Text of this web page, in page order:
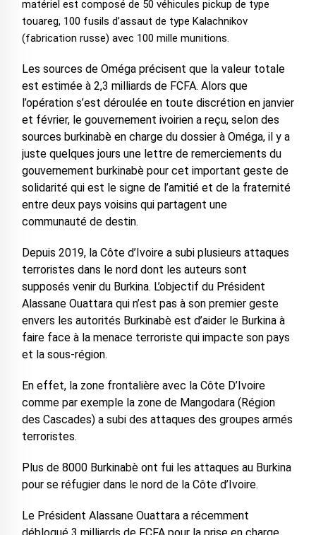
matériel est composé de 50 véhicules pickup de type
touareg, 100 fusils d’assaut de type Kalachnikov
(fabrication russe) avec 100 mille munitions.
Les sources de Oméga précisent que la valeur totale
est estimée à 2,3 milliards de FCFA. Alors que
l’opération s’est déroulée en toute discrétion en janvier
et février, le gouvernement ivoirien a reçu, selon des
sources burkinabè en charge du dossier à Oméga, il y a
juste quelques jours une lettre de remerciements du
gouvernement burkinabè pour cet important geste de
solidarité qui est le signe de l’amitié et de la fraternité
entre deux pays voisins qui partagent une
communauté de destin.
Depuis 2019, la Côte d’Ivoire a subi plusieurs attaques
terroristes dans le nord dont les auteurs sont
supposés venir du Burkina. L’objectif du Président
Alassane Ouattara qui n’est pas à son premier geste
envers les autorités Burkinabè est d’aider le Burkina à
faire face à la menace terroriste qui impacte son pays
et la sous-région.
En effet, la zone frontalière avec la Côte D’Ivoire
comme par exemple la zone de Mangodara (Région
des Cascades) a subi des attaques des groupes armés
terroristes.
Plus de 8000 Burkinabè ont fui les attaques au Burkina
pour se réfugier dans le nord de la Côte d’Ivoire.
Le Président Alassane Ouattara a récemment